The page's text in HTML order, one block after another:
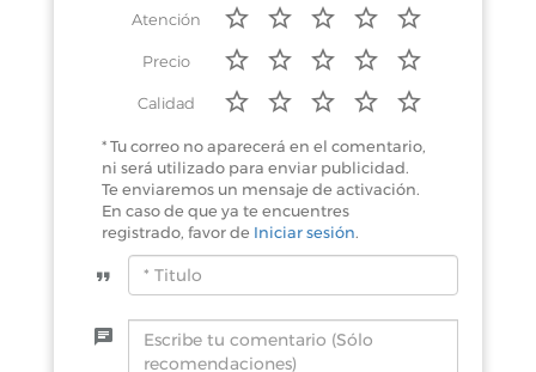
Atención
Precio
Calidad
* Tu correo no aparecerá en el comentario,
ni será utilizado para enviar publicidad.
Te enviaremos un mensaje de activación.
En caso de que ya te encuentres
registrado, favor de Iniciar sesión.